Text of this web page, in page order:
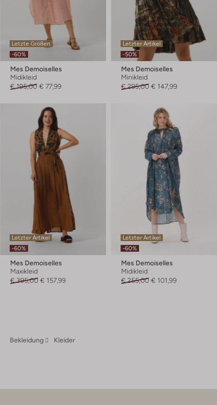
Letzte Größen
-60%
Mes Demoiselles
Midikleid
€ 195,00 € 77,99
Letzter Artikel
-50%
Mes Demoiselles
Minikleid
€ 295,00 € 147,99
Letzter Artikel
-60%
Mes Demoiselles
Maxikleid
€ 395,00 € 157,99
Letzter Artikel
-60%
Mes Demoiselles
Midikleid
€ 255,00 € 101,99
Bekleidung Kleider